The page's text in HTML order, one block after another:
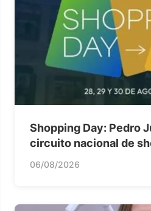
Shopping Day: Pedro
circuito nacional de
06/08/2026